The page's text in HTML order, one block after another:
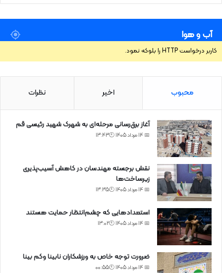
آب و هوا
کاربر درخواست HTTP را بلوکه نمود.
محبوب اخیر نظرات
آغاز برق‌رسانی مرحله‌ای به شهرک شهید رئیسی قم
📅 14 مرداد 1405 🕙13:43
نقش برجسته مهندسان در کاهش آسیب‌پذیری
زیرساخت‌ها
📅 14 مرداد 1405 🕙13:35
استعدادهایی که چشم‌انتظار حمایت هستند
📅 14 مرداد 1405 🕙13:02
ضرورت توجه خاص به ورزشکاران نابینا وکم بینا
📅 14 مرداد 1405 🕙00:55